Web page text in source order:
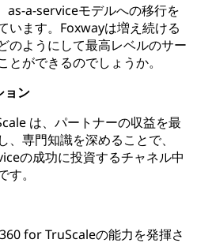
as-a-serviceモデルへの移行を
います。Foxwayは増え続ける
のようにして最高レベルのサー
とができるのでしょうか。
ョン
は、パートナーの収益を最
、専門知識を深めることで、
の成功に投資するチャネル中
。
for TruScaleの能力を発揮さ